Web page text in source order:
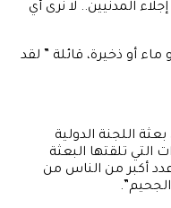
المدنيين.. لا نرى أي
أو ذخيرة، قائلة ” لقد
اللجنة الدولية
التي تلقتها البعثة
أكبر من الناس من